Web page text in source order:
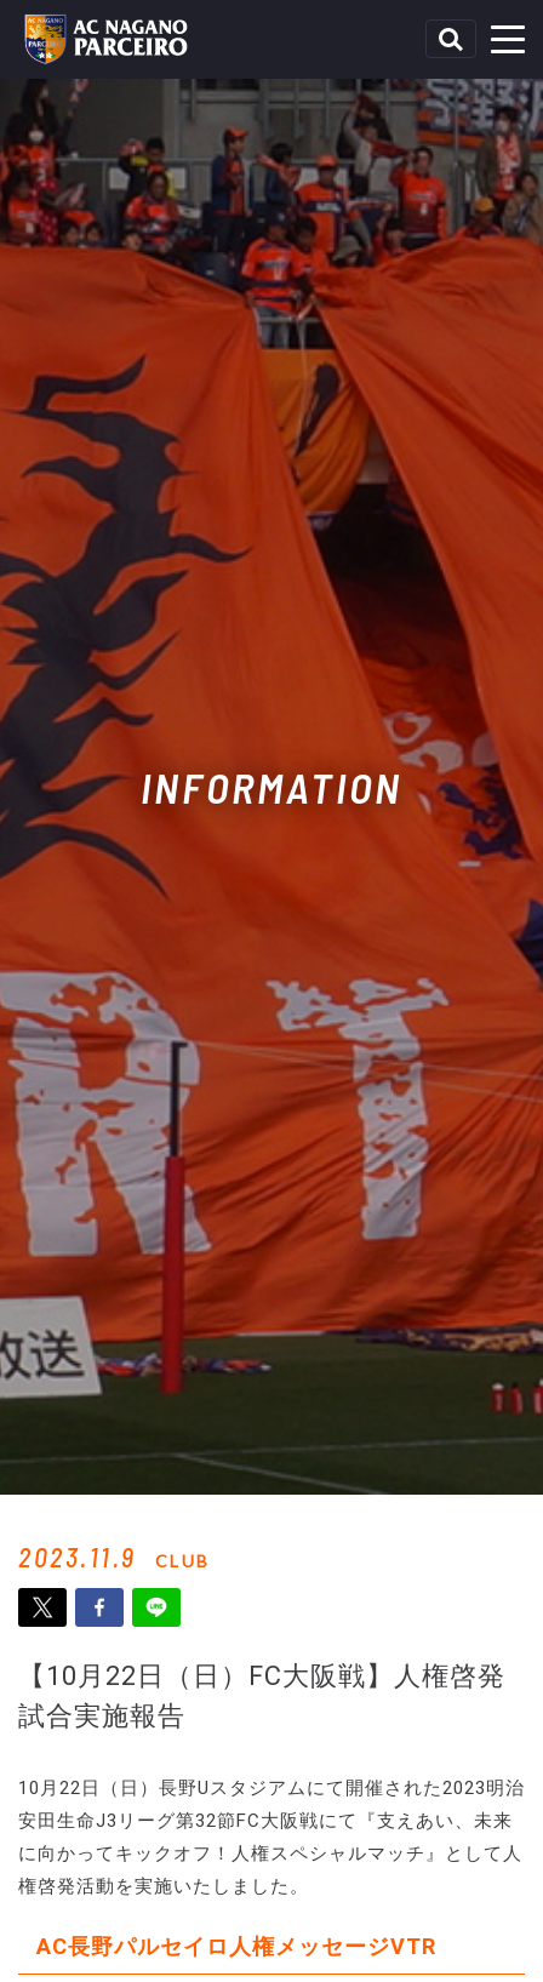
INFORMATION
2023.11.9 CLUB
【10月22日（日）FC大阪戦】人権啓発
試合実施報告
10月22日（日）長野Uスタジアムにて開催された2023明治
安田生命J3リーグ第32節FC大阪戦にて『支えあい、未来
に向かってキックオフ！人権スペシャルマッチ』として人
権啓発活動を実施いたしました。
AC長野パルセイロ人権メッセージVTR